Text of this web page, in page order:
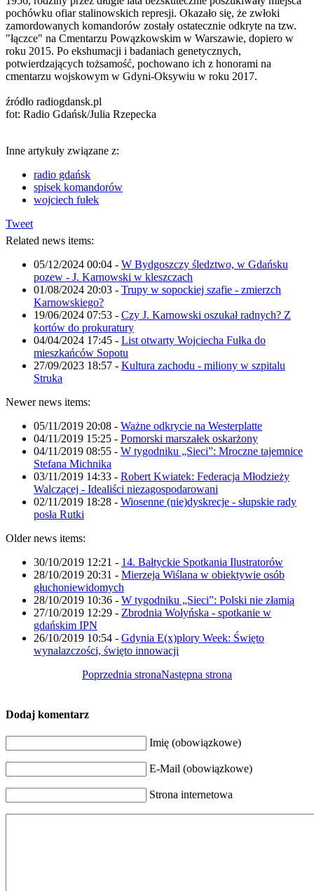
pochówku ofiar stalinowskich represji. Okazało się, że zwłoki
zamordowanych komandorów zostały ostatecznie odkryte na tzw.
"łączce" na Cmentarzu Powązkowskim w Warszawie, dopiero w
roku 2015. Po ekshumacji i badaniach genetycznych,
potwierdzających tożsamość, pochowano ich z honorami na
cmentarzu wojskowym w Gdyni-Oksywiu w roku 2017.
źródło radiogdansk.pl
fot: Radio Gdańsk/Julia Rzepecka
Inne artykuły związane z:
radio gdańsk
spisek komandorów
wojciech fułek
Tweet
Related news items:
05/12/2024 00:04 - W Bydgoszczy śledztwo, w Gdańsku
pozew - J. Karnowski w kleszczach
01/08/2024 20:03 - Trupy w sopockiej szafie - zmierzch
Karnowskiego?
19/06/2024 07:53 - Czy J. Karnowski oszukał radnych? Z
kortów do prokuratury
04/04/2024 17:45 - List otwarty Wojciecha Fułka do
mieszkańców Sopotu
27/09/2023 18:57 - Kultura zachodu - miliony w szpitalu
Struka
Newer news items:
05/11/2019 20:08 - Ważne odkrycie na Westerplatte
04/11/2019 15:25 - Pomorski marszałek oskarżony
04/11/2019 08:55 - W tygodniku „Sieci”: Mroczne tajemnice
Stefana Michnika
03/11/2019 14:33 - Robert Kwiatek: Federacja Młodzieży
Walczącej - Idealiści niezagospodarowani
02/11/2019 18:28 - Wiosenne (nie)dyskrecje - słupskie rady
posła Rutki
Older news items:
30/10/2019 12:21 - 14. Bałtyckie Spotkania Ilustratorów
28/10/2019 20:31 - Mierzeja Wiślana w obiektywie osób
głuchoniewidomych
28/10/2019 10:36 - W tygodniku „Sieci”: Polski nie złamią
27/10/2019 12:29 - Zbrodnia Wołyńska - spotkanie w
gdańskim IPN
26/10/2019 10:54 - Gdynia E(x)plory Week: Święto
wynalazczości, święto innowacji
Poprzednia stronaNastępna strona
Dodaj komentarz
Imię (obowiązkowe)
E-Mail (obowiązkowe)
Strona internetowa